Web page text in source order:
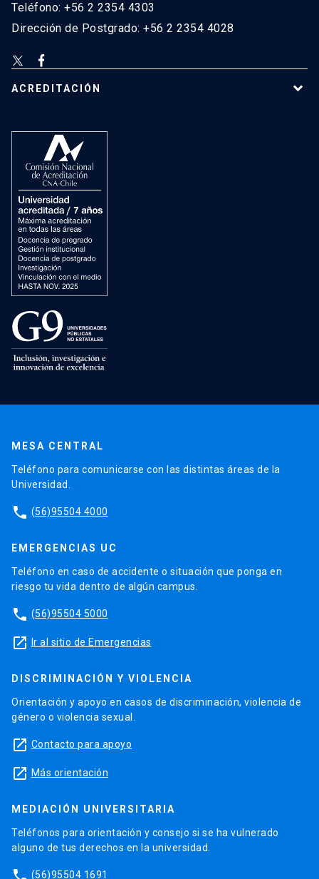
Teléfono: +56 2 2354 4303
Dirección de Postgrado: +56 2 2354 4028
ACREDITACIÓN
MESA CENTRAL
Teléfono para comunicarse con las distintas áreas de la
Universidad.
phone (56)95504 4000
EMERGENCIAS UC
Teléfono en caso de accidente o situación que ponga en
riesgo tu vida dentro de algún campus.
phone (56)95504 5000
launch Ir al sitio de Emergencias
DISCRIMINACIÓN Y VIOLENCIA
Orientación y apoyo en casos de discriminación, violencia de
género o violencia sexual.
launch Contacto para apoyo
launch Más orientación
MEDIACIÓN UNIVERSITARIA
Teléfonos para orientación y consejo si se ha vulnerado
alguno de tus derechos en la universidad.
(56)95504 1691